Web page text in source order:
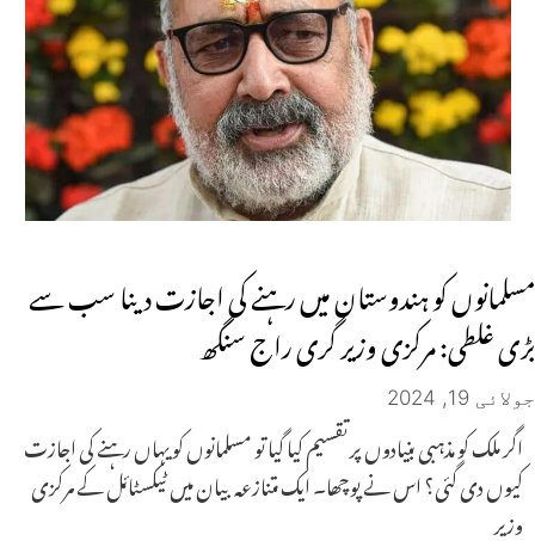
مسلمانوں کو ہندوستان میں رہنے کی اجازت دینا سب سے
بڑی غلطی: مرکزی وزیر گری راج سنگھ
جولائی 19, 2024
اگر ملک کو مذہبی بنیادوں پر تقسیم کیا گیا تو مسلمانوں کو یہاں رہنے کی اجازت
کیوں دی گئی؟ اس نے پوچھا۔ ایک متنازعہ بیان میں ٹیکسٹائل کے مرکزی
وزیر